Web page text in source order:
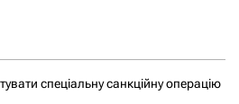
спеціальну санкційну операцію